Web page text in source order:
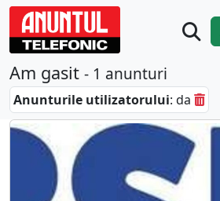
Am gasit - 1 anunturi
Anunturile utilizatorului: da